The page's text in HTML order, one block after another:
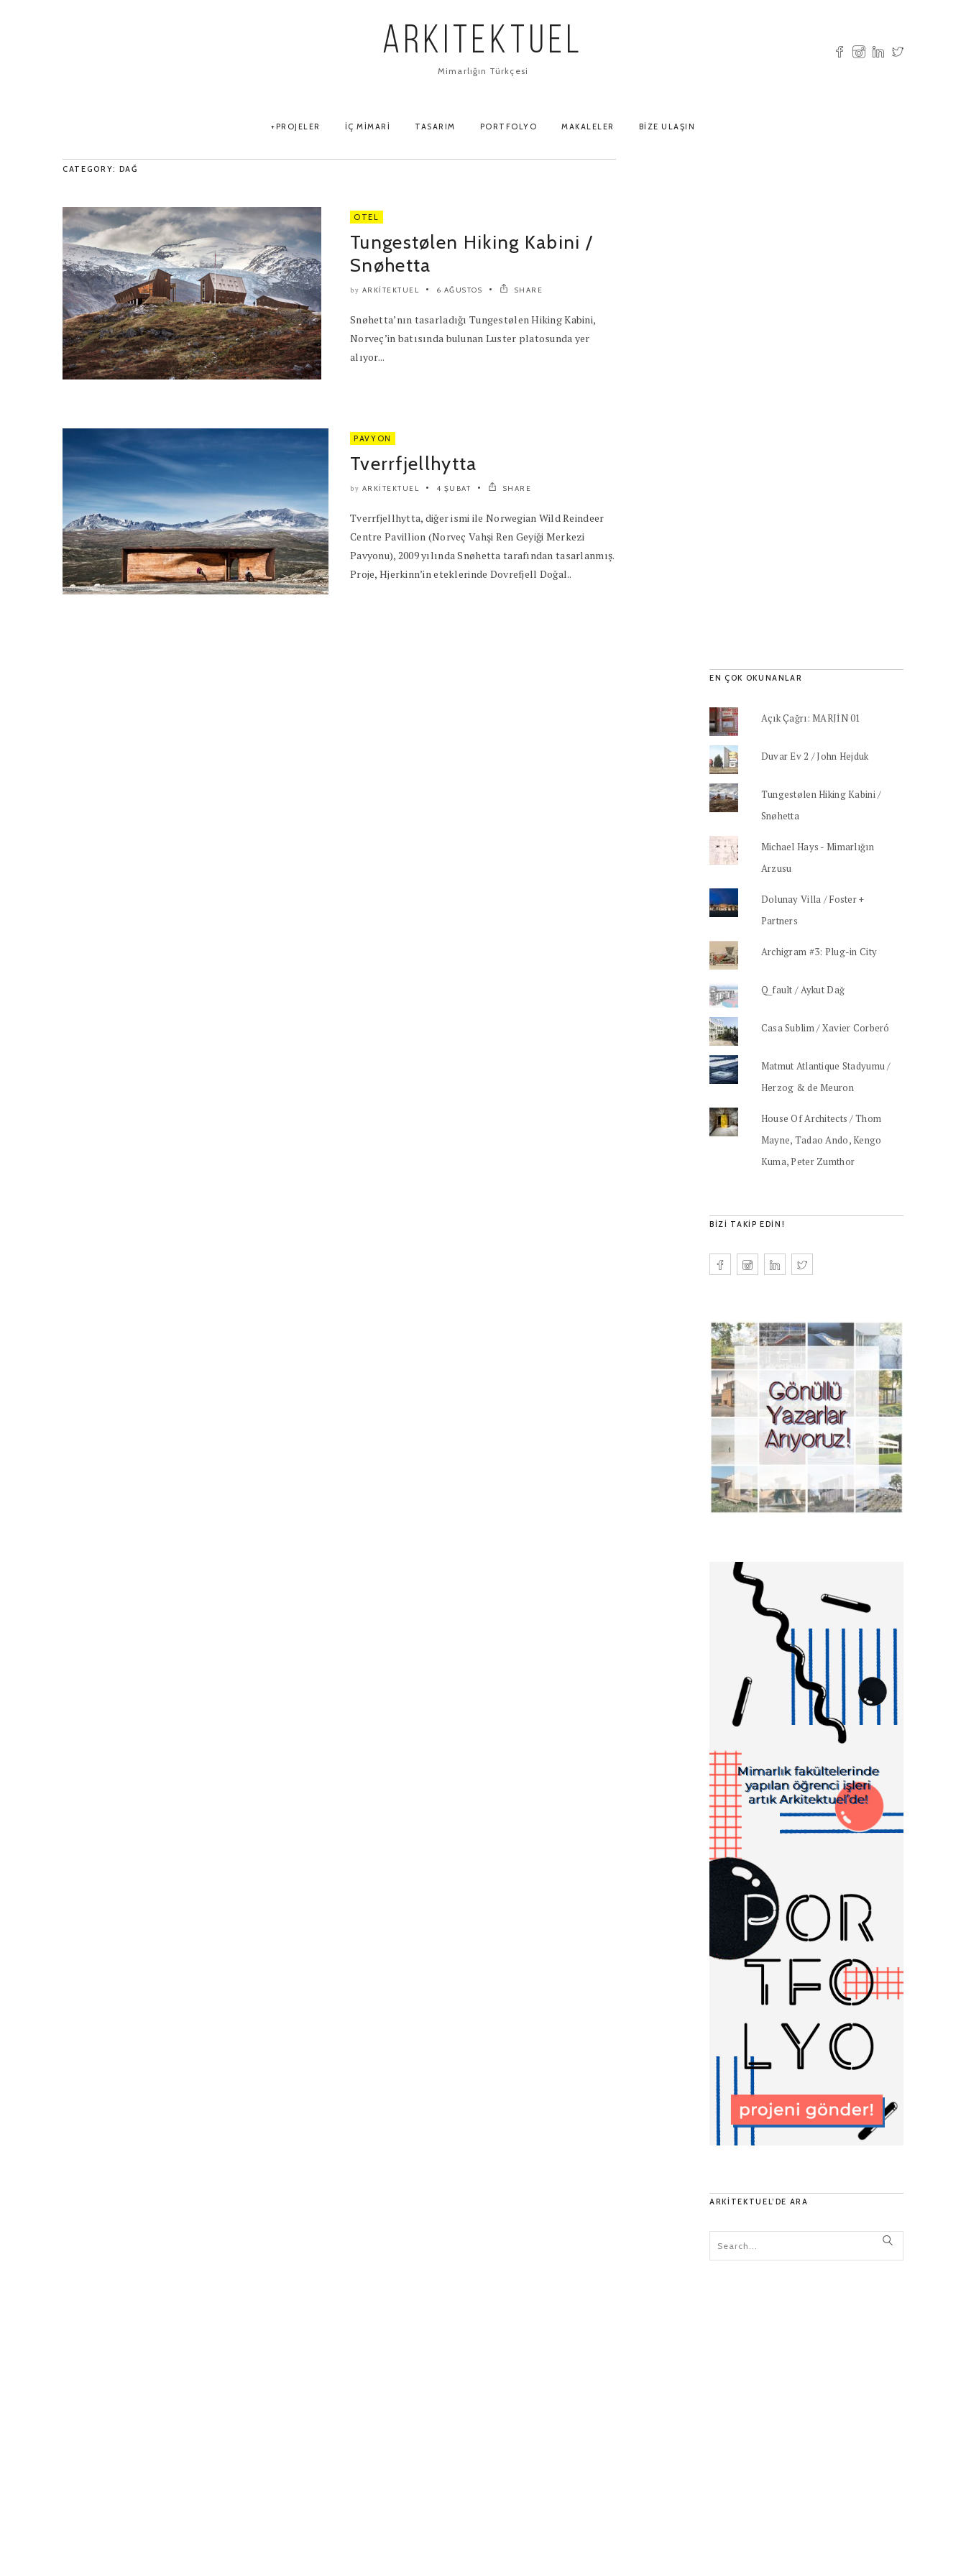
ARKITEKTUEL
Mimarlığın Türkçesi
PROJELER İÇ MIMARI TASARIM PORTFOLYO MAKALELER BIZE ULAŞIN
CATEGORY: DAĞ
OTEL
Tungestølen Hiking Kabini /
Snøhetta
by ARKITEKTUEL 6 AĞUSTOS SHARE
Snøhetta’nın tasarladığı Tungestølen Hiking Kabini,
Norveç’in batısında bulunan Luster platosunda yer
alıyor...
PAVYON
Tverrfjellhytta
by ARKITEKTUEL 4 ŞUBAT SHARE
Tverrfjellhytta, diğer ismi ile Norwegian Wild Reindeer
Centre Pavillion (Norveç Vahşi Ren Geyiği Merkezi
Pavyonu), 2009 yılında Snøhetta tarafından tasarlanmış.
Proje, Hjerkinn’in eteklerinde Dovrefjell Doğal..
EN ÇOK OKUNANLAR
Açık Çağrı: MARJİN 01
Duvar Ev 2 / John Hejduk
Tungestølen Hiking Kabini /
Snøhetta
Michael Hays - Mimarlığın
Arzusu
Dolunay Villa / Foster +
Partners
Archigram #3: Plug-in City
Q_fault / Aykut Dağ
Casa Sublim / Xavier Corberó
Matmut Atlantique Stadyumu /
Herzog & de Meuron
House Of Architects / Thom
Mayne, Tadao Ando, Kengo
Kuma, Peter Zumthor
BIZI TAKIP EDIN!
ARKITEKTUEL’DE ARA